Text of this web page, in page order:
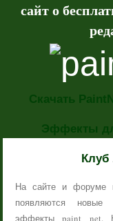
сайт о
Скачать
Эффекты
Клуб
На сайте и форуме
появляются
эффекты paint net.